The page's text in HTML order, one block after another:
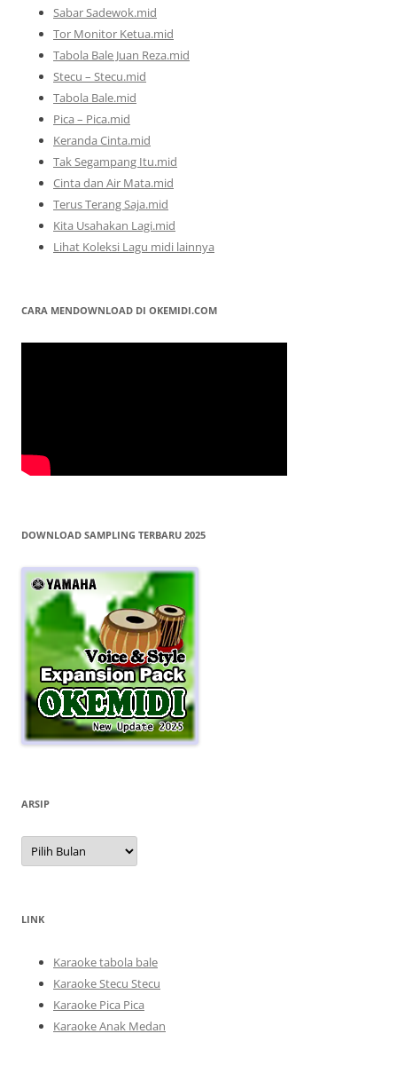
Sabar Sadewok.mid
Tor Monitor Ketua.mid
Tabola Bale Juan Reza.mid
Stecu – Stecu.mid
Tabola Bale.mid
Pica – Pica.mid
Keranda Cinta.mid
Tak Segampang Itu.mid
Cinta dan Air Mata.mid
Terus Terang Saja.mid
Kita Usahakan Lagi.mid
Lihat Koleksi Lagu midi lainnya
CARA MENDOWNLOAD DI OKEMIDI.COM
DOWNLOAD SAMPLING TERBARU 2025
ARSIP
Arsip
LINK
Karaoke tabola bale
Karaoke Stecu Stecu
Karaoke Pica Pica
Karaoke Anak Medan